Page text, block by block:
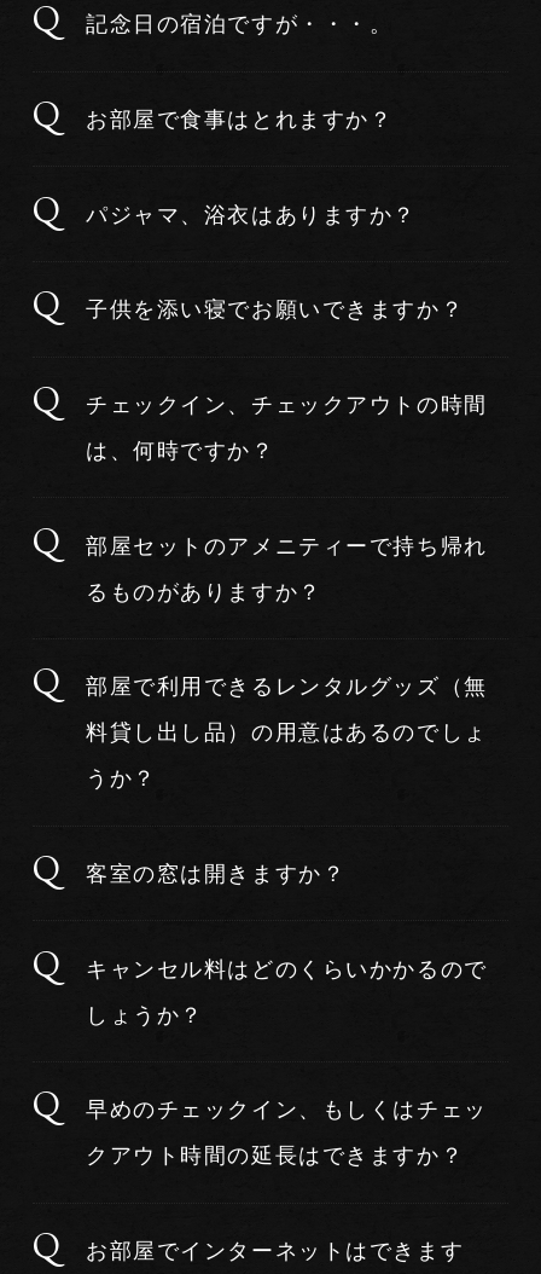
記念日の宿泊ですが・・・。
お部屋で食事はとれますか？
パジャマ、浴衣はありますか？
子供を添い寝でお願いできますか？
チェックイン、チェックアウトの時間
は、何時ですか？
部屋セットのアメニティーで持ち帰れ
るものがありますか？
部屋で利用できるレンタルグッズ（無
料貸し出し品）の用意はあるのでしょ
うか？
客室の窓は開きますか？
キャンセル料はどのくらいかかるので
しょうか？
早めのチェックイン、もしくはチェッ
クアウト時間の延長はできますか？
お部屋でインターネットはできます